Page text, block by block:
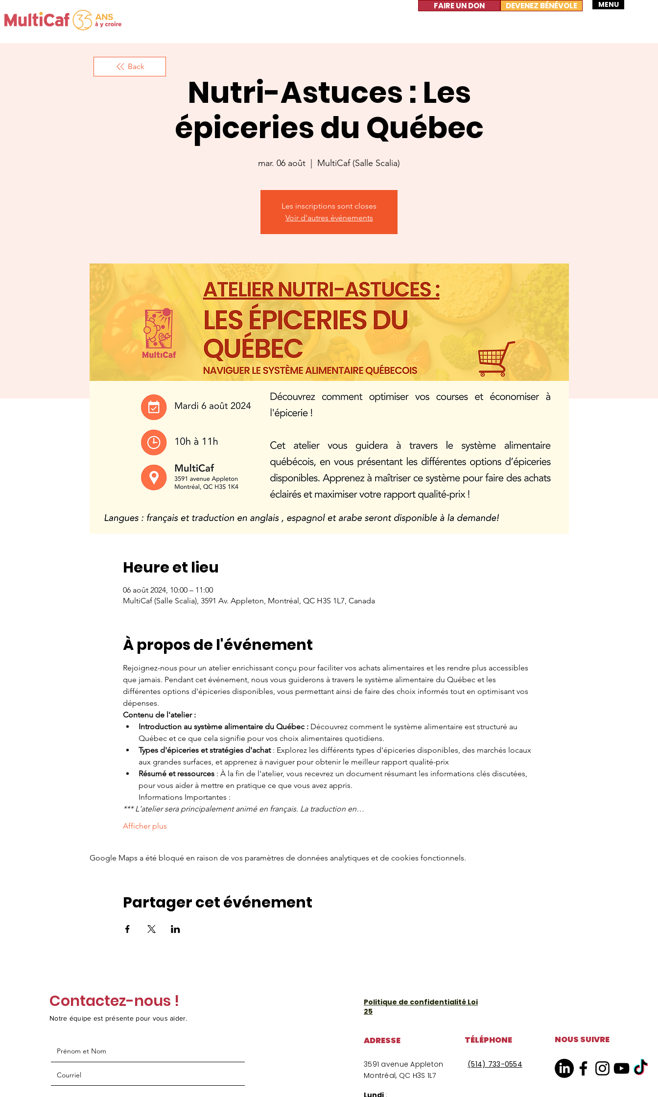
FAIRE UN DON DEVENEZ BÉNÉVOLE MENU
Nutri-Astuces : Les
épiceries du Québec
mar. 06 août MultiCaf (Salle Scalia)
Les inscriptions sont closes
Voir d'autres événements
Heure et lieu
06 août 2024, 10:00 – 11:00
MultiCaf (Salle Scalia), 3591 Av. Appleton, Montréal, QC H3S 1L7, Canada
À propos de l'événement
Rejoignez-nous pour un atelier enrichissant conçu pour faciliter vos achats alimentaires et les rendre plus accessibles
que jamais. Pendant cet événement, nous vous guiderons à travers le système alimentaire du Québec et les
différentes options d'épiceries disponibles, vous permettant ainsi de faire des choix informés tout en optimisant vos
dépenses.
Contenu de l'atelier :
Introduction au système alimentaire du Québec : Découvrez comment le système alimentaire est structuré au
Québec et ce que cela signifie pour vos choix alimentaires quotidiens.
Types d'épiceries et stratégies d'achat : Explorez les différents types d'épiceries disponibles, des marchés locaux
aux grandes surfaces, et apprenez à naviguer pour obtenir le meilleur rapport qualité-prix
Résumé et ressources : À la fin de l'atelier, vous recevrez un document résumant les informations clés discutées,
pour vous aider à mettre en pratique ce que vous avez appris.
Informations Importantes :
*** L'atelier sera principalement animé en français. La traduction en…
Afficher plus
Google Maps a été bloqué en raison de vos paramètres de données analytiques et de cookies fonctionnels.
Partager cet événement
Back
Contactez-nous !
Notre équipe est présente pour vous aider.
Politique de confidentialité Loi
25
ADRESSE
3591 avenue Appleton
Montréal, QC H3S 1L7
Lundi :
TÉLÉPHONE
(514) 733-0554
NOUS SUIVRE